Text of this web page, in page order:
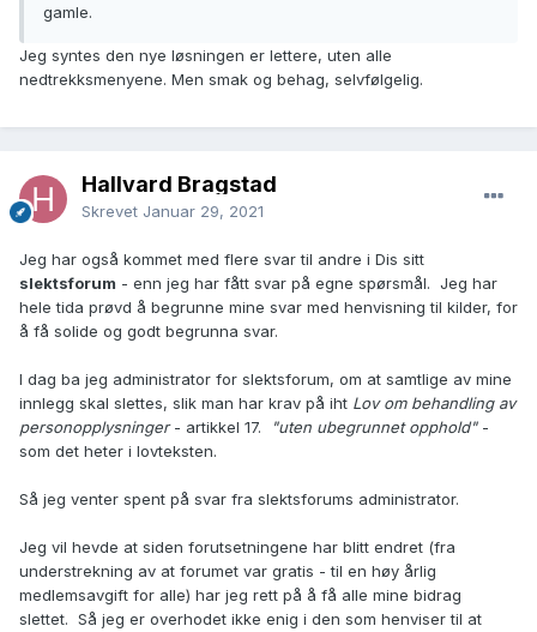
gamle.
Jeg syntes den nye løsningen er lettere, uten alle
nedtrekksmenyene. Men smak og behag, selvfølgelig.
Hallvard Bragstad
Skrevet Januar 29, 2021
Jeg har også kommet med flere svar til andre i Dis sitt
slektsforum - enn jeg har fått svar på egne spørsmål. Jeg har
hele tida prøvd å begrunne mine svar med henvisning til kilder, for
å få solide og godt begrunna svar.
I dag ba jeg administrator for slektsforum, om at samtlige av mine
innlegg skal slettes, slik man har krav på iht Lov om behandling av
personopplysninger- artikkel 17. "uten ubegrunnet opphold"-
som det heter i lovteksten.
Så jeg venter spent på svar fra slektsforums administrator.
Jeg vil hevde at siden forutsetningene har blitt endret (fra
understrekning av at forumet var gratis - til en høy årlig
medlemsavgift for alle) har jeg rett på å få alle mine bidrag
slettet. Så jeg er overhodet ikke enig i den som henviser til at